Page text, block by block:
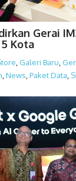
Gerai
Kota
Galeri Baru
News Paket Data